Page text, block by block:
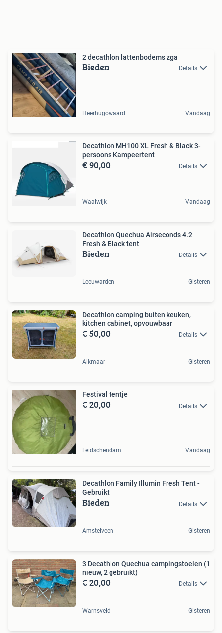
2 decathlon lattenbodems zga
Bieden Details
Heerhugowaard Vandaag
Decathlon MH100 XL Fresh & Black 3-
persoons Kampeertent
€ 90,00 Details
Waalwijk Vandaag
Decathlon Quechua Airseconds 4.2
Fresh & Black tent
Bieden Details
Leeuwarden Gisteren
Decathlon camping buiten keuken,
kitchen cabinet, opvouwbaar
€ 50,00 Details
Alkmaar Gisteren
Festival tentje
€ 20,00 Details
Leidschendam Vandaag
Decathlon Family Illumin Fresh Tent -
Gebruikt
Bieden Details
Amstelveen Gisteren
3 Decathlon Quechua campingstoelen (1
nieuw, 2 gebruikt)
€ 20,00 Details
Warnsveld Gisteren